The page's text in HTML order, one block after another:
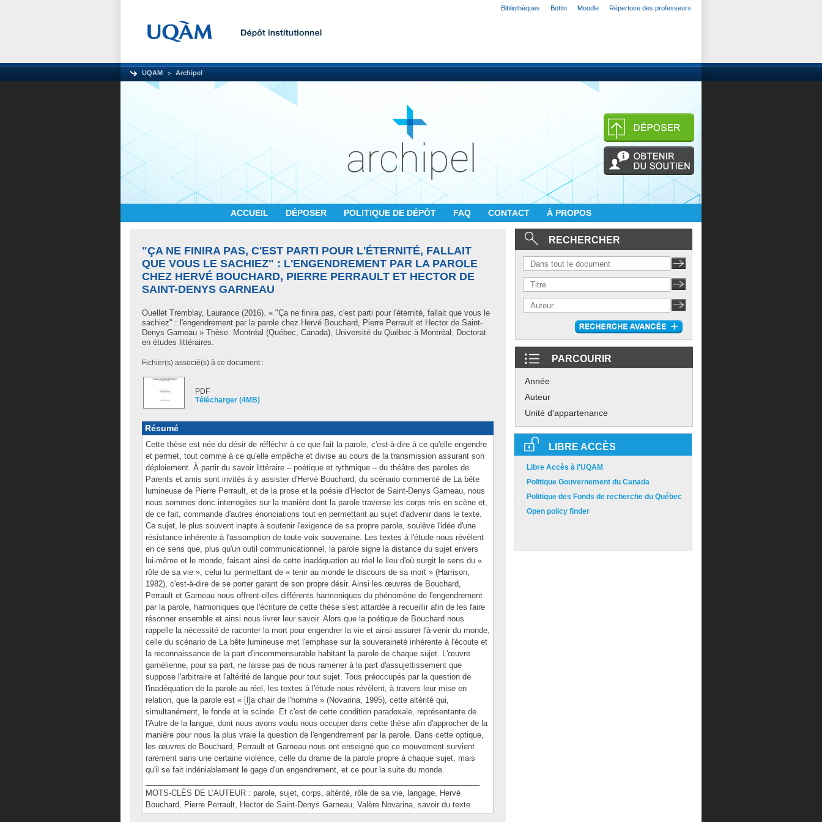
Bibliothèques Bottin Moodle Répertoire des professeurs
UQAM Archipel
ACCUEIL DÉPOSER POLITIQUE DE DÉPÔT FAQ CONTACT À PROPOS
"ÇA NE FINIRA PAS, C'EST PARTI POUR L'ÉTERNITÉ, FALLAIT
QUE VOUS LE SACHIEZ" : L'ENGENDREMENT PAR LA PAROLE
CHEZ HERVÉ BOUCHARD, PIERRE PERRAULT ET HECTOR DE
SAINT-DENYS GARNEAU
Ouellet Tremblay, Laurance (2016). « "Ça ne finira pas, c'est parti pour l'éternité, fallait que vous le
sachiez" : l'engendrement par la parole chez Hervé Bouchard, Pierre Perrault et Hector de Saint-
Denys Garneau » Thèse. Montréal (Québec, Canada), Université du Québec à Montréal, Doctorat
en études littéraires.
Fichier(s) associé(s) à ce document :
PDF
Télécharger (4MB)
Résumé
Cette thèse est née du désir de réfléchir à ce que fait la parole, c'est-à-dire à ce qu'elle engendre
et permet, tout comme à ce qu'elle empêche et divise au cours de la transmission assurant son
déploiement. À partir du savoir littéraire – poétique et rythmique – du théâtre des paroles de
Parents et amis sont invités à y assister d'Hervé Bouchard, du scénario commenté de La bête
lumineuse de Pierre Perrault, et de la prose et la poésie d'Hector de Saint-Denys Garneau, nous
nous sommes donc interrogées sur la manière dont la parole traverse les corps mis en scène et,
de ce fait, commande d'autres énonciations tout en permettant au sujet d'advenir dans le texte.
Ce sujet, le plus souvent inapte à soutenir l'exigence de sa propre parole, soulève l'idée d'une
résistance inhérente à l'assomption de toute voix souveraine. Les textes à l'étude nous révèlent
en ce sens que, plus qu'un outil communicationnel, la parole signe la distance du sujet envers
lui-même et le monde, faisant ainsi de cette inadéquation au réel le lieu d'où surgit le sens du «
rôle de sa vie », celui lui permettant de « tenir au monde le discours de sa mort » (Harrison,
1982), c'est-à-dire de se porter garant de son propre désir. Ainsi les œuvres de Bouchard,
Perrault et Garneau nous offrent-elles différents harmoniques du phénomène de l'engendrement
par la parole, harmoniques que l'écriture de cette thèse s'est attardée à recueillir afin de les faire
résonner ensemble et ainsi nous livrer leur savoir. Alors que la poétique de Bouchard nous
rappelle la nécessité de raconter la mort pour engendrer la vie et ainsi assurer l'à-venir du monde,
celle du scénario de La bête lumineuse met l'emphase sur la souveraineté inhérente à l'écoute et
la reconnaissance de la part d'incommensurable habitant la parole de chaque sujet. L'œuvre
garnélienne, pour sa part, ne laisse pas de nous ramener à la part d'assujettissement que
suppose l'arbitraire et l'altérité de langue pour tout sujet. Tous préoccupés par la question de
l'inadéquation de la parole au réel, les textes à l'étude nous révèlent, à travers leur mise en
relation, que la parole est « [l]a chair de l'homme » (Novarina, 1995), cette altérité qui,
simultanément, le fonde et le scinde. Et c'est de cette condition paradoxale, représentante de
l'Autre de la langue, dont nous avons voulu nous occuper dans cette thèse afin d'approcher de la
manière pour nous la plus vraie la question de l'engendrement par la parole. Dans cette optique,
les œuvres de Bouchard, Perrault et Garneau nous ont enseigné que ce mouvement survient
rarement sans une certaine violence, celle du drame de la parole propre à chaque sujet, mais
qu'il se fait indéniablement le gage d'un engendrement, et ce pour la suite du monde.
MOTS-CLÉS DE L’AUTEUR : parole, sujet, corps, altérité, rôle de sa vie, langage, Hervé
Bouchard, Pierre Perrault, Hector de Saint-Denys Garneau, Valère Novarina, savoir du texte
RECHERCHER
PARCOURIR
Année
Auteur
Unité d'appartenance
LIBRE ACCÈS
Libre Accès à l'UQAM
Politique Gouvernement du Canada
Politique des Fonds de recherche du Québec
Open policy finder